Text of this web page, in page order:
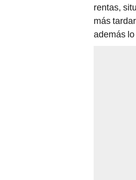
rentas,
más
además